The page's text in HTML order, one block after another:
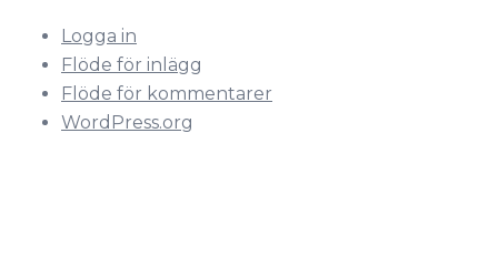
Logga in
Flöde för inlägg
Flöde för kommentarer
WordPress.org